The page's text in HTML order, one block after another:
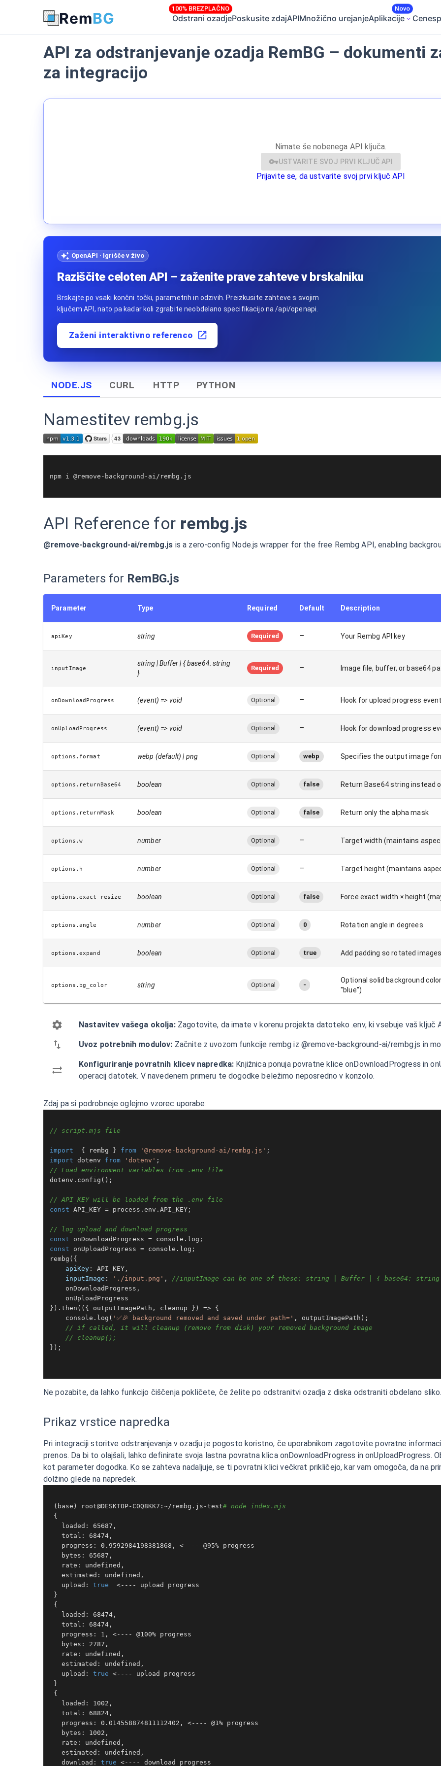
RemBG Odstrani ozadje
100% BREZPLAČNO
Poskusite zdajAPIMnožično urejanjeAplikacije
Novo
Cene
API za odstranjevanje ozadja RemBG – dokumenti
za integracijo
Nimate še nobenega API ključa.
USTVARITE SVOJ PRVI KLJUČ API
Prijavite se, da ustvarite svoj prvi ključ API
OpenAPI · Igrišče v živo
Raziščite celoten API – zaženite prave zahteve v brskalniku
Brskajte po vsaki končni točki, parametrih in odzivih. Preizkusite zahteve s svojim
ključem API, nato pa kadar koli zgrabite neobdelano specifikacijo na /api/openapi.
Zaženi interaktivno referenco
NODE.JS CURL HTTP PYTHON
Namestitev rembg.js
npm i @remove-background-ai/rembg. js
API Reference for rembg.js
@remove-background-ai/rembg.js is a zero-config Node.js wrapper for the free Rembg API, enabling
Parameters for RemBG.js
Parameter Type Required Default Description
apiKey string Required – Your Rembg API key
inputImage
string | Buffer | { base64: string
}
Required – Image file, buffer, or base64
onDownloadProgress (event) => void Optional – Hook for upload progress
onUploadProgress (event) => void Optional – Hook for download progress
options.format webp (default) | png Optional webp Specifies the output image
options.returnBase64 boolean Optional false Return Base64 string instead
options.returnMask boolean Optional false Return only the alpha mask
options.w number Optional – Target width (maintains
options.h number Optional – Target height (maintains
options.exact_resize boolean Optional false Force exact width × height
options.angle number Optional 0 Rotation angle in degrees
options.expand boolean Optional true Add padding so rotated
options.bg_color string Optional -
Optional solid background
"blue")
Nastavitev vašega okolja: Zagotovite, da imate v korenu projekta datoteko .env, ki vsebuje vaš ključ
Uvoz potrebnih modulov: Začnite z uvozom funkcije rembg iz @remove-background-ai/rembg.js in
Konfiguriranje povratnih klicev napredka: Knjižnica ponuja povratne klice onDownloadProgress in
operacij datotek. V navedenem primeru te dogodke beležimo neposredno v konzolo.
Zdaj pa si podrobneje oglejmo vzorec uporabe:
// script.mjs file
import
  { rembg }
from '@remove-background-ai/rembg.js'
import dotenv from 'dotenv'
// Load environment variables from .env file
dotenv. config ();
// API_KEY will be loaded from the .env file
const API_KEY = process. env . API_KEY ;
// log upload and download progress
const onDownloadProgress = console . log
const onUploadProgress = console . log
rembg ({
apiKey : API_KEY ,
inputImage : './input.png' , //inputImage can be one of these: string | Buffer | { base64:
    onDownloadProgress,
    onUploadProgress
}). then ( ( { outputImagePath, cleanup } ) => {
console . log ( '✅🎉 background removed and saved under path=' , outputImagePath);
// if called, it will cleanup (remove from disk) your removed background image
// cleanup();
});
Ne pozabite, da lahko funkcijo čiščenja pokličete, če želite po odstranitvi ozadja z diska odstraniti obdelano
Prikaz vrstice napredka
Pri integraciji storitve odstranjevanja v ozadju je pogosto koristno, če uporabnikom zagotovite povratne
prenos. Da bi to olajšali, lahko definirate svoja lastna povratna klica onDownloadProgress in onUploadProgress.
kot parameter dogodka. Ko se zahteva nadaljuje, se ti povratni klici večkrat prikličejo, kar vam omogoča, da na
dolžino glede na napredek.
(base) root@DESKTOP-C0Q8KK7:~/rembg.js-test# node index.mjs
{
   loaded: 65687,
   total: 68474,
   progress: 0.9592984198381868, <---- @95% progress
   bytes: 65687,
   rate: undefined,
   estimated: undefined,
   upload:
true
  <---- upload progress
}
{
   loaded: 68474,
   total: 68474,
   progress: 1, <---- @100% progress
   bytes: 2787,
   rate: undefined,
   estimated: undefined,
   upload:
true <---- upload progress
}
{
   loaded: 1002,
   total: 68824,
   progress: 0.014558874811112402, <---- @1% progress
   bytes: 1002,
   rate: undefined,
   estimated: undefined,
   download:
true <---- download progress